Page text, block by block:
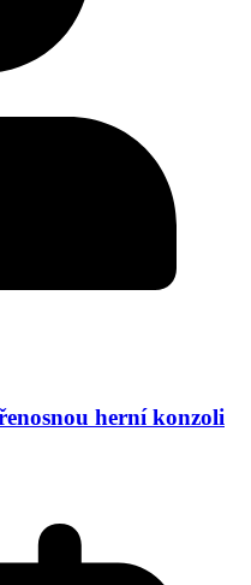
herní konzoli